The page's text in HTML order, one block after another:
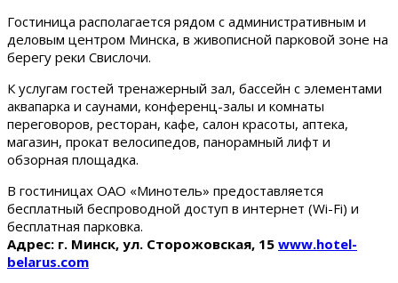
Гостиница располагается рядом с административным и
деловым центром Минска, в живописной парковой зоне на
берегу реки Свислочи.
К услугам гостей тренажерный зал, бассейн с элементами
аквапарка и саунами, конференц-залы и комнаты
переговоров, ресторан, кафе, салон красоты, аптека,
магазин, прокат велосипедов, панорамный лифт и
обзорная площадка.
В гостиницах ОАО «Минотель» предоставляется
бесплатный беспроводной доступ в интернет (Wi-Fi) и
бесплатная парковка.
Адрес: г. Минск, ул. Сторожовская, 15 www.hotel-
belarus.com